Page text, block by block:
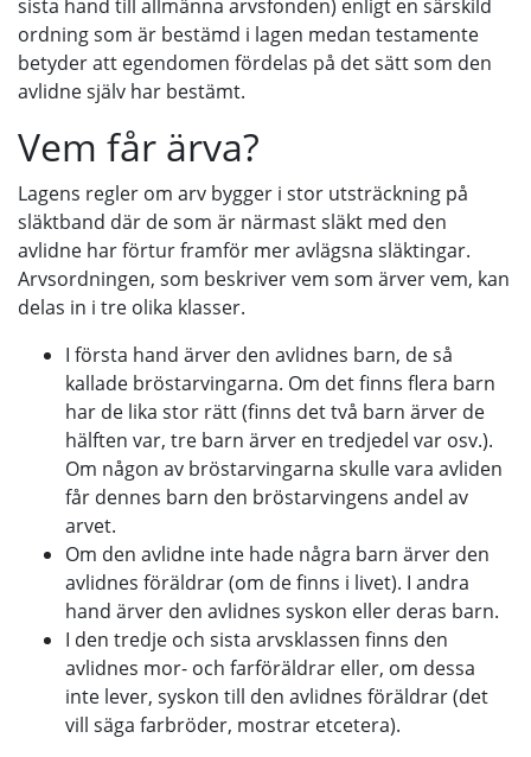
sista hand till allmänna arvsfonden) enligt en särskild
ordning som är bestämd i lagen medan testamente
betyder att egendomen fördelas på det sätt som den
avlidne själv har bestämt.
Vem får ärva?
Lagens regler om arv bygger i stor utsträckning på
släktband där de som är närmast släkt med den
avlidne har förtur framför mer avlägsna släktingar.
Arvsordningen, som beskriver vem som ärver vem, kan
delas in i tre olika klasser.
I första hand ärver den avlidnes barn, de så
kallade bröstarvingarna. Om det finns flera barn
har de lika stor rätt (finns det två barn ärver de
hälften var, tre barn ärver en tredjedel var osv.).
Om någon av bröstarvingarna skulle vara avliden
får dennes barn den bröstarvingens andel av
arvet.
Om den avlidne inte hade några barn ärver den
avlidnes föräldrar (om de finns i livet). I andra
hand ärver den avlidnes syskon eller deras barn.
I den tredje och sista arvsklassen finns den
avlidnes mor- och farföräldrar eller, om dessa
inte lever, syskon till den avlidnes föräldrar (det
vill säga farbröder, mostrar etcetera).